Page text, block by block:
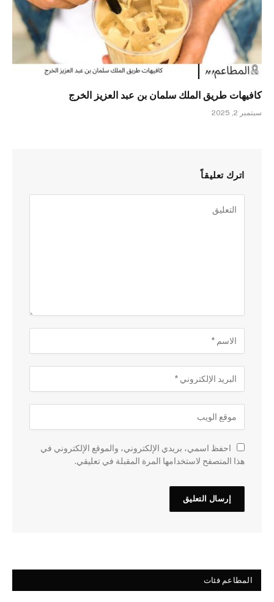
كافيهات طريق الملك سلمان بن عبد العزيز الخرج
سبتمبر 2, 2025
اترك تعليقاً
احفظ اسمي، بريدي الإلكتروني، والموقع الإلكتروني في
هذا المتصفح لاستخدامها المرة المقبلة في تعليقي.
المطاعم فئات